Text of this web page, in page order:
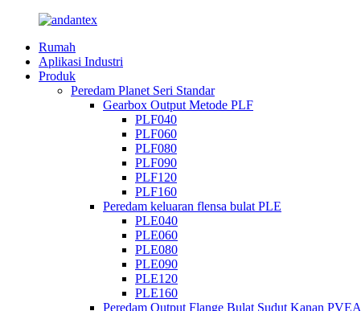
Rumah
Aplikasi Industri
Produk
Peredam Planet Seri Standar
Gearbox Output Metode PLF
PLF040
PLF060
PLF080
PLF090
PLF120
PLF160
Peredam keluaran flensa bulat PLE
PLE040
PLE060
PLE080
PLE090
PLE120
PLE160
Peredam Output Flange Bulat Sudut Kanan PVEA